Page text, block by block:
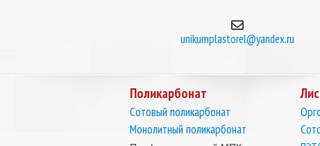
unikumplastorel@yandex.ru
Поликарбонат
Сотовый поликарбонат
Монолитный поликарбонат